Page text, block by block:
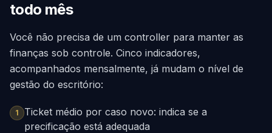
todo mês
Você não precisa de um controller para manter as
finanças sob controle. Cinco indicadores,
acompanhados mensalmente, já mudam o nível de
gestão do escritório:
1
Ticket médio por caso novo: indica se a
precificação está adequada